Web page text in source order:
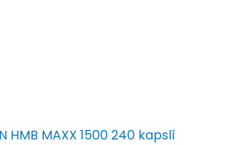
HMB MAXX 1500 240 kapslí